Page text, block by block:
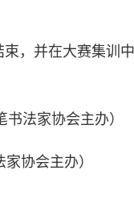
，并在大赛集训
法家协会主办）
协会主办）